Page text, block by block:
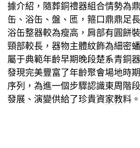
據介紹，隨葬銅禮器組合情勢為
缶、浴缶、盤、匜，箍口鼎鼎足
浴缶整器較為瘦高，肩部有圓餅裝
頸部較長，器物主體紋飾為細密
屬于典範年齡早期晚段楚系青銅
發現完美豐富了年齡聚會場地時
序列，為進一個步驟認識東周階
發展、演變供給了珍貴資家教料。